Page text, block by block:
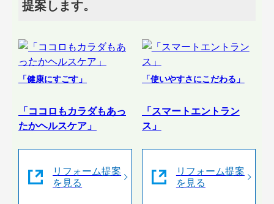
提案します。
「健康にすごす」
「ココロもカラダもあっ
たかヘルスケア」
リフォーム提案
を見る
「使いやすさにこだわる」
「スマートエントラン
ス」
リフォーム提案
を見る